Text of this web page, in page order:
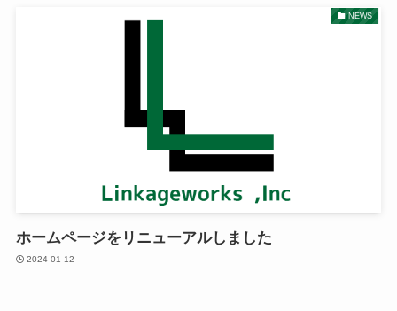
NEWS
ホームページをリニューアルしました
2024-01-12